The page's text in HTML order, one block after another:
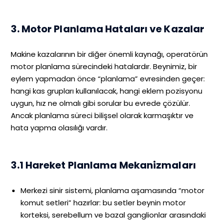
3. Motor Planlama Hataları ve Kazalar
Makine kazalarının bir diğer önemli kaynağı, operatörün
motor planlama sürecindeki hatalardır. Beynimiz, bir
eylem yapmadan önce “planlama” evresinden geçer:
hangi kas grupları kullanılacak, hangi eklem pozisyonu
uygun, hız ne olmalı gibi sorular bu evrede çözülür.
Ancak planlama süreci bilişsel olarak karmaşıktır ve
hata yapma olasılığı vardır.
3.1 Hareket Planlama Mekanizmaları
Merkezi sinir sistemi, planlama aşamasında “motor
komut setleri” hazırlar: bu setler beynin motor
korteksi, serebellum ve bazal ganglionlar arasındaki